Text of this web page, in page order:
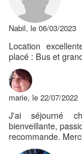
Nabil, le 06/03/2023
Location
placé : Bus et
marie, le 22/07/2022
J'ai séjourné
bienveillante,
recommande.